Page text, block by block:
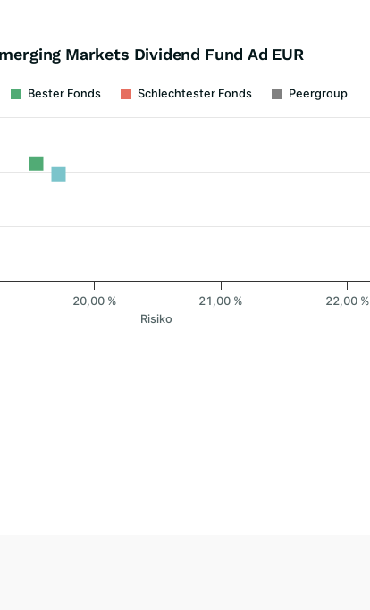
Markets Dividend Fund Ad EUR
Risiko
Bester Fonds Schlechtester Fonds Peergroup
20,00 % 21,00 % 22,00 %